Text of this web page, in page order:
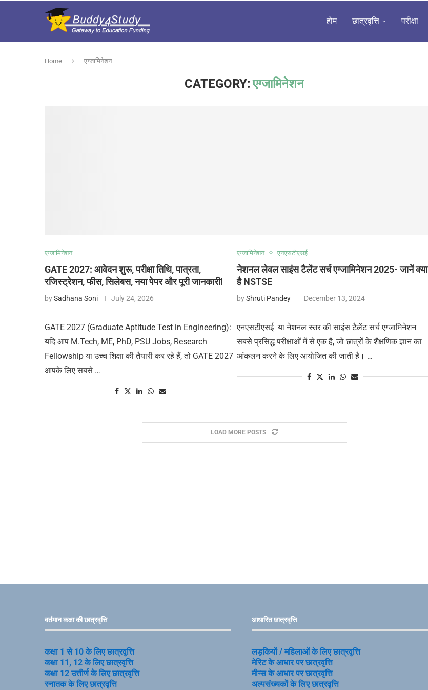
होम छात्रवृत्ति परीक्षा
Home एग्जामिनेशन
CATEGORY:एग्जामिनेशन
एग्जामिनेशन
GATE 2027: आवेदन शुरू, परीक्षा तिथि, पात्रता,
रजिस्ट्रेशन, फीस, सिलेबस, नया पेपर और पूरी जानकारी!
bySadhana Soni July 24, 2026
GATE 2027 (Graduate Aptitude Test in Engineering):
यदि आप M.Tech, ME, PhD, PSU Jobs, Research
Fellowship या उच्च शिक्षा की तैयारी कर रहे हैं, तो GATE 2027
आपके लिए सबसे …
एग्जामिनेशन एनएसटीएसई
नेशनल लेवल साइंस टैलेंट सर्च एग्जामिनेशन 2025- जानें क्या
है NSTSE
byShruti Pandey December 13, 2024
एनएसटीएसई या नेशनल स्तर की साइंस टैलेंट सर्च एग्जामिनेशन
सबसे प्रसिद्ध परीक्षाओं में से एक है, जो छात्रों के शैक्षणिक ज्ञान का
आंकलन करने के लिए आयोजित की जाती है। …
LOAD MORE POSTS
वर्तमान कक्षा की छात्रवृत्ति
कक्षा 1 से 10 के लिए छात्रवृत्ति
कक्षा 11, 12 के लिए छात्रवृत्ति
कक्षा 12 उत्तीर्ण के लिए छात्रवृत्ति
स्नातक के लिए छात्रवृत्ति
आधारित छात्रवृत्ति
लड़कियों / महिलाओं के लिए छात्रवृत्ति
मेरिट के आधार पर छात्रवृत्ति
मीन्स के आधार पर छात्रवृत्ति
अल्पसंख्यकों के लिए छात्रवृत्ति